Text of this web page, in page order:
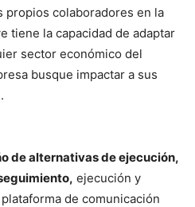
propios colaboradores en la
tiene la capacidad de adaptar
sector económico del
busque impactar a sus
de alternativas de ejecución,
ejecución y
de comunicación